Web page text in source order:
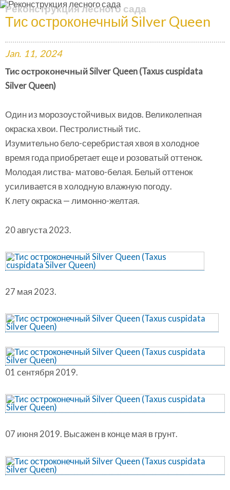
Реконструкция лесного сада
Тис остроконечный Silver Queen
Jan. 11, 2024
Тис остроконечный Silver Queen (Taxus cuspidata
Silver Queen)
Один из морозоустойчивых видов. Великолепная
окраска хвои. Пестролистный тис.
Изумительно бело-серебристая хвоя в холодное
время года приобретает еще и розоватый оттенок.
Молодая листва- матово-белая. Белый оттенок
усиливается в холодную влажную погоду.
К лету окраска — лимонно-желтая.
20 августа 2023.
27 мая 2023.
01 сентября 2019.
07 июня 2019. Высажен в конце мая в грунт.